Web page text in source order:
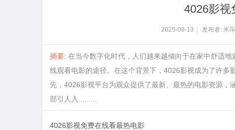
4026影视
2025-08-13 发布者: 米
摘要: 在当今数字化时代，人们越来越倾向于在家中舒适
线观看电影的途径。在这个背景下，4026影视成为了许
先，4026影视平台为观众提供了最新、最热的电影资源
部引人入.........
4026影视免费在线看最热电影